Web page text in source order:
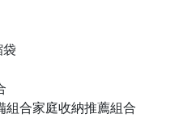
合家庭收納推薦組合